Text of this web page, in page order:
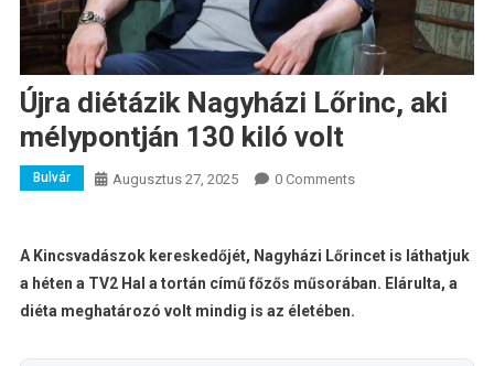
Újra diétázik Nagyházi Lőrinc, aki
mélypontján 130 kiló volt
Bulvár Augusztus 27, 2025 0 Comments
A Kincsvadászok kereskedőjét, Nagyházi Lőrincet is láthatjuk
a héten a TV2 Hal a tortán című főzős műsorában. Elárulta, a
diéta meghatározó volt mindig is az életében.